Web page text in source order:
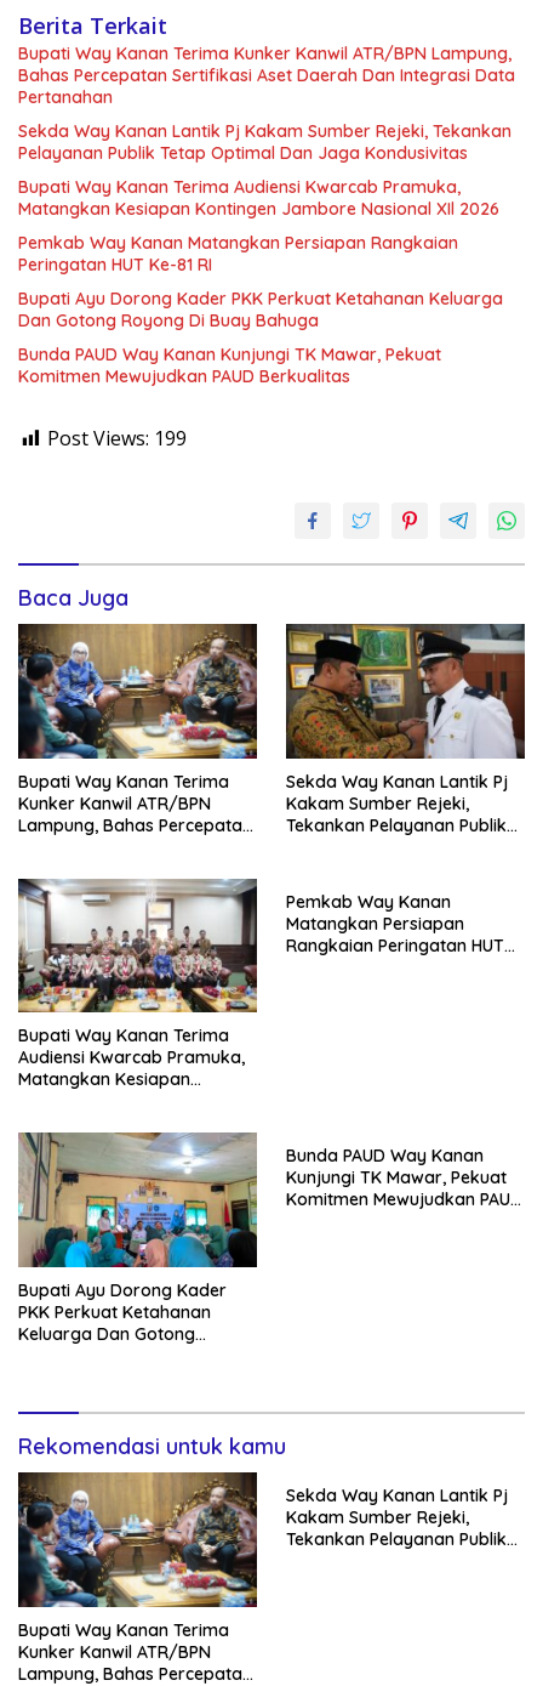
Berita Terkait
Bupati Way Kanan Terima Kunker Kanwil ATR/BPN Lampung,
Bahas Percepatan Sertifikasi Aset Daerah Dan Integrasi Data
Pertanahan
Sekda Way Kanan Lantik Pj Kakam Sumber Rejeki, Tekankan
Pelayanan Publik Tetap Optimal Dan Jaga Kondusivitas
Bupati Way Kanan Terima Audiensi Kwarcab Pramuka,
Matangkan Kesiapan Kontingen Jambore Nasional XIl 2026
Pemkab Way Kanan Matangkan Persiapan Rangkaian
Peringatan HUT Ke-81 RI
Bupati Ayu Dorong Kader PKK Perkuat Ketahanan Keluarga
Dan Gotong Royong Di Buay Bahuga
Bunda PAUD Way Kanan Kunjungi TK Mawar, Pekuat
Komitmen Mewujudkan PAUD Berkualitas
Post Views: 199
Baca Juga
Bupati Way Kanan Terima
Kunker Kanwil ATR/BPN
Lampung, Bahas Percepatan
Sekda Way Kanan Lantik Pj
Kakam Sumber Rejeki,
Tekankan Pelayanan Publik
Bupati Way Kanan Terima
Audiensi Kwarcab Pramuka,
Matangkan Kesiapan
Pemkab Way Kanan
Matangkan Persiapan
Rangkaian Peringatan HUT
Bupati Ayu Dorong Kader
PKK Perkuat Ketahanan
Keluarga Dan Gotong
Bunda PAUD Way Kanan
Kunjungi TK Mawar, Pekuat
Komitmen Mewujudkan PAUD
Rekomendasi untuk kamu
Bupati Way Kanan Terima
Kunker Kanwil ATR/BPN
Lampung, Bahas Percepatan
Sekda Way Kanan Lantik Pj
Kakam Sumber Rejeki,
Tekankan Pelayanan Publik